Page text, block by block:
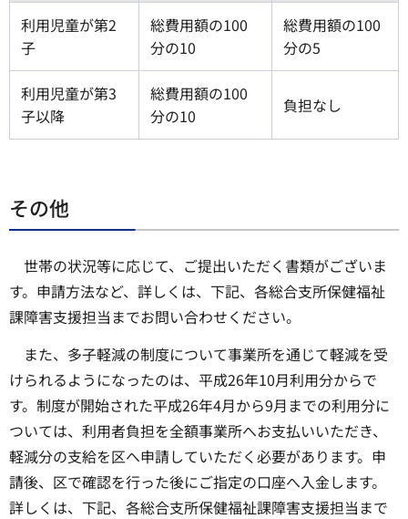
利用児童が第2
子
総費用額の100
分の10
総費用額の100
分の5
利用児童が第3
子以降
総費用額の100
分の10
負担なし
その他
世帯の状況等に応じて、ご提出いただく書類がございま
す。申請方法など、詳しくは、下記、各総合支所保健福祉
課障害支援担当までお問い合わせください。
また、多子軽減の制度について事業所を通じて軽減を受
けられるようになったのは、平成26年10月利用分からで
す。制度が開始された平成26年4月から9月までの利用分に
ついては、利用者負担を全額事業所へお支払いいただき、
軽減分の支給を区へ申請していただく必要があります。申
請後、区で確認を行った後にご指定の口座へ入金します。
詳しくは、下記、各総合支所保健福祉課障害支援担当まで